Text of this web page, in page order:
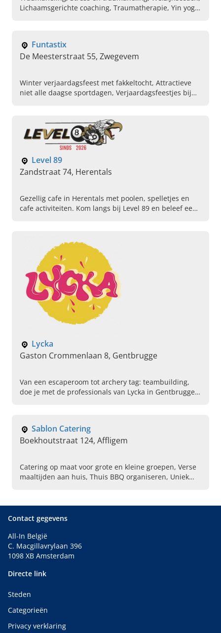
Lichaamsgerichte coaching, Traumatherapie, Yin yoga,
Funtastix
De Meesterstraat 55, Zwegevem
Winter verjaardagsfeest met fakkeltocht, Attractieve
niet alle daagse sportdagen, Verjaardagsfeestjes bij
springkastelen, Sportkampen en zwemlessen
Level 89
Zandstraat 74, Herentals
Gezellig cafe in Herentals met poolen, spelletjes en
cafe activiteiten. Kom langs bij Level 89 en beleef een
Lycka
Gaston Crommenlaan 8, Gentbrugge
Van een escaperoom tot archery tag: teambuilding,
doe je met de professionals van Lycka in Gentbrugge.
Sablon Catering
Boekhoutstraat 124, Affligem
Catering op maat voor grote en kleine groepen, Verse
maaltijden aan huis, Thuis BBQ organiseren, Uniek
huis
Contact gegevens
All-In België
C. Macgillavrylaan 396
1098 XB Amsterdam
Directe link
Steden
Categorieën
Privacy verklaring